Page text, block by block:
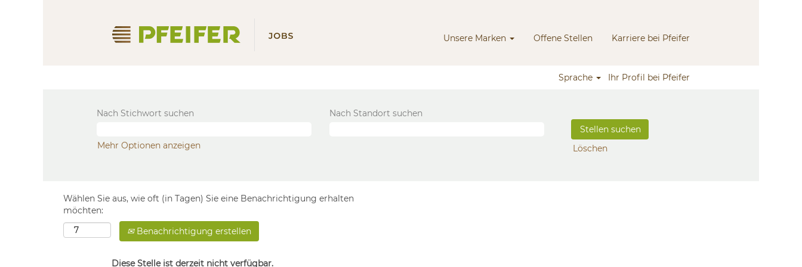
Unsere Marken Offene Stellen Karriere bei Pfeifer
Sprache Ihr Profil bei Pfeifer
Nach Stichwort suchen Nach Standort suchen
Mehr Optionen anzeigen Löschen
Wählen Sie aus, wie oft (in Tagen) Sie eine Benachrichtigung erhalten
möchten:
Benachrichtigung erstellen
Diese Stelle ist derzeit nicht verfügbar.